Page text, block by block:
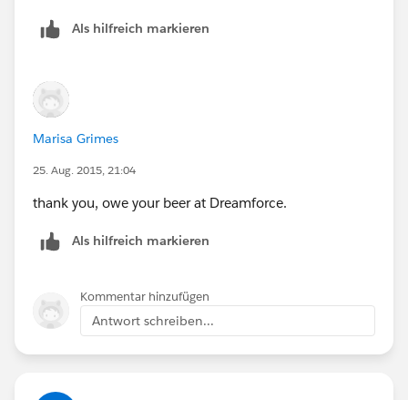
Als hilfreich markieren
Marisa Grimes
25. Aug. 2015, 21:04
thank you, owe your beer at Dreamforce.
Als hilfreich markieren
Kommentar hinzufügen
Antwort schreiben...